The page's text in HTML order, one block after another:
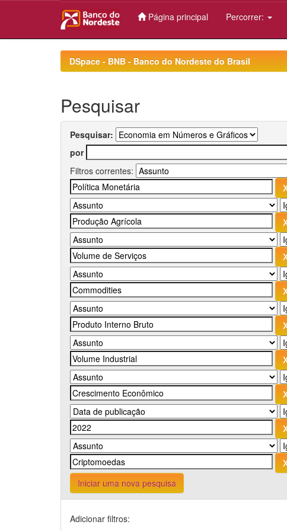
Página principal Percorrer:
DSpace - BNB - Banco do Nordeste do Brasil
Pesquisar
Pesquisar:
por
Filtros correntes:
Iniciar uma nova pesquisa
Adicionar filtros: